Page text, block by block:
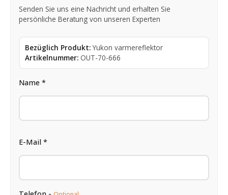
Senden Sie uns eine Nachricht und erhalten Sie
persönliche Beratung von unseren Experten
Bezüglich Produkt: Yukon varmereflektor
Artikelnummer: OUT-70-666
Name *
E-Mail *